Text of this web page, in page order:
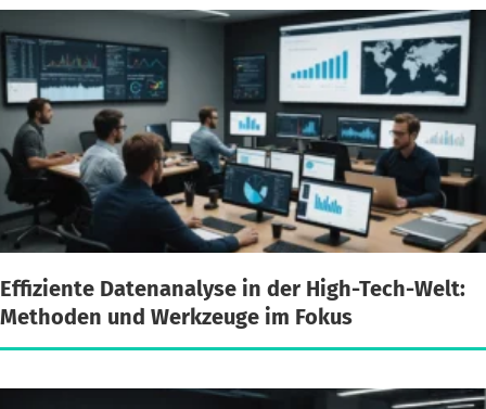
Effiziente Datenanalyse in der High-Tech-Welt:
Methoden und Werkzeuge im Fokus